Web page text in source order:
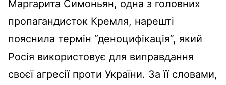
Маргарита Симоньян, одна з головних
пропагандисток Кремля, нарешті
пояснила термін “деноцифікація”, який
Росія використовує для виправдання
своєї агресії проти України. За її словами,